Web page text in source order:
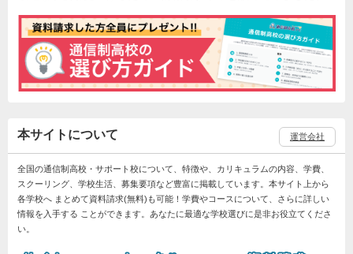
本サイトについて 運営会社
全国の通信制高校・サポート校について、特徴や、カリキュラムの内容、学費、
スクーリング、学校生活、募集要項など豊富に掲載しています。本サイト上から
各学校へ まとめて資料請求(無料)も可能！学費やコースについて、さらに詳しい
情報を入手する ことができます。あなたに最適な学校選びに是非お役立てくださ
い。